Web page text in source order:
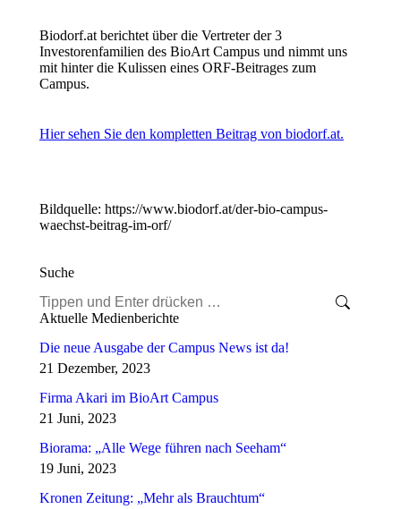
Biodorf.at berichtet über die Vertreter der 3
Investorenfamilien des BioArt Campus und nimmt uns
mit hinter die Kulissen eines ORF-Beitrages zum
Campus.
Hier sehen Sie den kompletten Beitrag von biodorf.at.
Bildquelle: https://www.biodorf.at/der-bio-campus-
waechst-beitrag-im-orf/
Suche
Search:
Aktuelle Medienberichte
Die neue Ausgabe der Campus News ist da!
21 Dezember, 2023
Firma Akari im BioArt Campus
21 Juni, 2023
Biorama: „Alle Wege führen nach Seeham“
19 Juni, 2023
Kronen Zeitung: „Mehr als Brauchtum“